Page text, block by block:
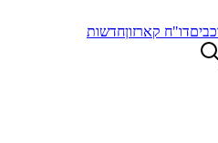
דו"ח קארזוןחדשות